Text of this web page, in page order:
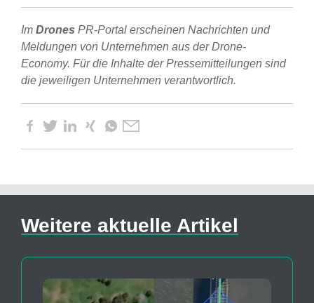
Im Drones PR-Portal erscheinen Nachrichten und
Meldungen von Unternehmen aus der Drone-
Economy. Für die Inhalte der Pressemitteilungen sind
die jeweiligen Unternehmen verantwortlich.
Weitere aktuelle Artikel